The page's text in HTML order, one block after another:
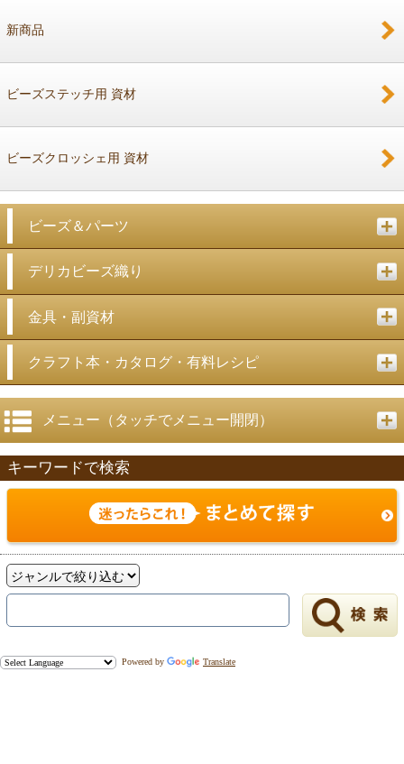
新商品
ビーズステッチ用 資材
ビーズクロッシェ用 資材
ビーズ＆パーツ
デリカビーズ織り
金具・副資材
クラフト本・カタログ・有料レシピ
メニュー（タッチでメニュー開閉）
キーワードで検索
Powered by Translate